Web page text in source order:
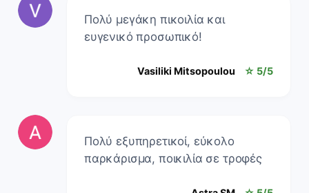
Πολύ μεγάκη πικοιλία και
ευγενικό προσωπικό!
Vasiliki Mitsopoulou ☆ 5/5
Πολύ εξυπηρετικοί, εύκολο
παρκάρισμα, ποικιλία σε τροφές